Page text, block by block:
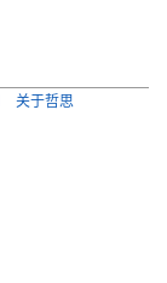
关于哲思